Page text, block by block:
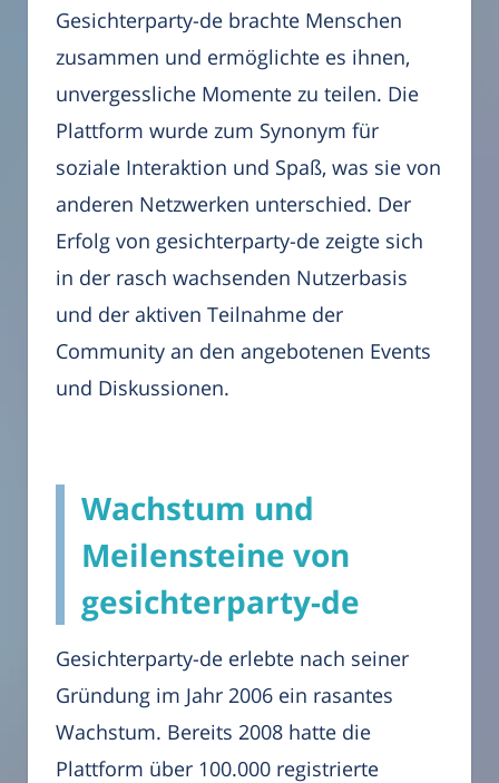
Gesichterparty-de brachte Menschen
zusammen und ermöglichte es ihnen,
unvergessliche Momente zu teilen. Die
Plattform wurde zum Synonym für
soziale Interaktion und Spaß, was sie von
anderen Netzwerken unterschied. Der
Erfolg von gesichterparty-de zeigte sich
in der rasch wachsenden Nutzerbasis
und der aktiven Teilnahme der
Community an den angebotenen Events
und Diskussionen.
Wachstum und
Meilensteine von
gesichterparty-de
Gesichterparty-de erlebte nach seiner
Gründung im Jahr 2006 ein rasantes
Wachstum. Bereits 2008 hatte die
Plattform über 100.000 registrierte